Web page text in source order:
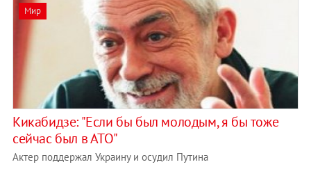
Мир
Кикабидзе: "Если бы был молодым, я бы тоже
сейчас был в АТО"
Актер поддержал Украину и осудил Путина